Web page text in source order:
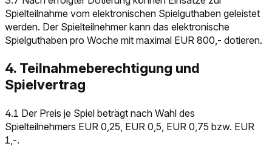
Spielteilnahme vom elektronischen Spielguthaben geleistet
werden. Der Spielteilnehmer kann das elektronische
Spielguthaben pro Woche mit maximal EUR 800,- dotieren.
4. Teilnahmeberechtigung und
Spielvertrag
4.1 Der Preis je Spiel beträgt nach Wahl des
Spielteilnehmers EUR 0,25, EUR 0,5, EUR 0,75 bzw. EUR
1,-.